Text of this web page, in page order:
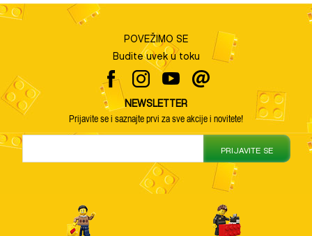
POVEŽIMO SE
Budite uvek u toku
NEWSLETTER
Prijavite se i saznajte prvi za sve akcije i novitete!
PRIJAVITE SE